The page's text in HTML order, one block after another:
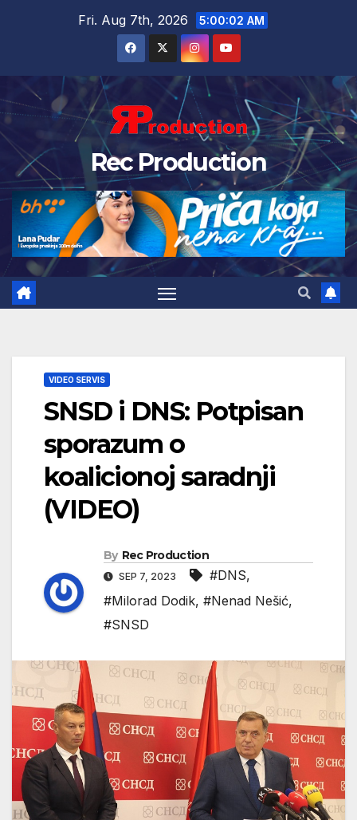
Fri. Aug 7th, 2026 5:00:03 AM
Rec Production
VIDEO SERVIS
SNSD i DNS: Potpisan
sporazum o
koalicionoj saradnji
(VIDEO)
By Rec Production
SEP 7, 2023 #DNS,
#Milorad Dodik, #Nenad Nešić,
#SNSD